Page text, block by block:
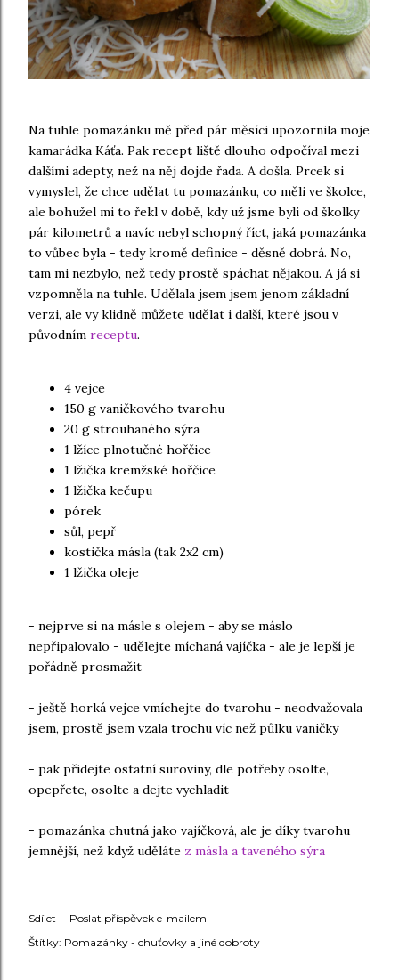
Na tuhle pomazánku mě před pár měsíci upozornila moje
kamarádka Káťa. Pak recept liště dlouho odpočíval mezi
dalšími adepty, než na něj dojde řada. A došla. Prcek si
vymyslel, že chce udělat tu pomazánku, co měli ve školce,
ale bohužel mi to řekl v době, kdy už jsme byli od školky
pár kilometrů a navíc nebyl schopný říct, jaká pomazánka
to vůbec byla - tedy kromě definice - děsně dobrá. No,
tam mi nezbylo, než tedy prostě spáchat nějakou. A já si
vzpomněla na tuhle. Udělala jsem jsem jenom základní
verzi, ale vy klidně můžete udělat i další, které jsou v
původním receptu.
4 vejce
150 g vaničkového tvarohu
20 g strouhaného sýra
1 lžíce plnotučné hořčice
1 lžička kremžské hořčice
1 lžička kečupu
pórek
sůl, pepř
kostička másla (tak 2x2 cm)
1 lžička oleje
- nejprve si na másle s olejem - aby se máslo
nepřipalovalo - udělejte míchaná vajíčka - ale je lepší je
pořádně prosmažit
- ještě horká vejce vmíchejte do tvarohu - neodvažovala
jsem, prostě jsem vzala trochu víc než půlku vaničky
- pak přidejte ostatní suroviny, dle potřeby osolte,
opepřete, osolte a dejte vychladit
- pomazánka chutná jako vajíčková, ale je díky tvarohu
jemnější, než když uděláte z másla a taveného sýra
Sdílet
Poslat příspěvek e-mailem
Štítky: Pomazánky - chuťovky a jiné dobroty